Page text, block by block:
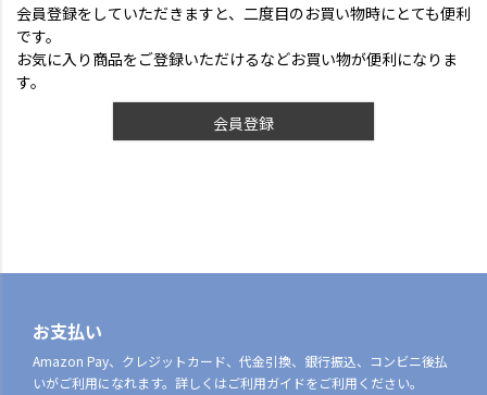
会員登録をしていただきますと、二度目のお買い物時にとても便利
です。
お気に入り商品をご登録いただけるなどお買い物が便利になりま
す。
会員登録
お支払い
Amazon Pay、クレジットカード、代金引換、銀行振込、コンビニ後払
いがご利用になれます。詳しくはご利用ガイドをご利用ください。